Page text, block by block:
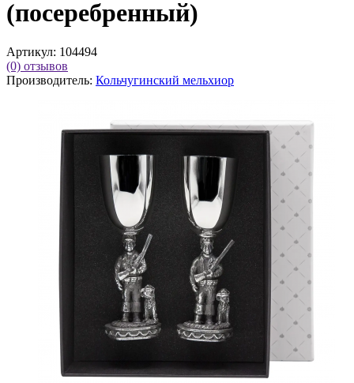
(посеребренный)
Артикул: 104494
(0) отзывов
Производитель: Кольчугинский мельхиор